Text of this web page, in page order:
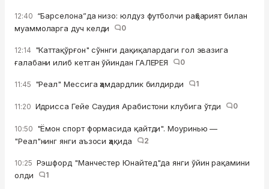
12:40 “Барселона”да низо: юлдуз футболчи раҳбарият билан
муаммоларга дуч келди
0
12:14 "Каттақўрғон" сўннги дақиқалардаги гол эвазига
ғалабани илиб кетган ўйиндан ГАЛЕРЕЯ
0
11:45 "Реал" Мессига ҳамдардлик билдирди 1
11:20 Идрисса Гейе Саудия Арабистони клубига ўтди 0
10:50 "Ёмон спорт формасида қайтди". Моуринью —
"Реал"нинг янги аъзоси ҳақида
2
10:25 Рэшфорд "Манчестер Юнайтед"да янги ўйин рақамини
олди
1